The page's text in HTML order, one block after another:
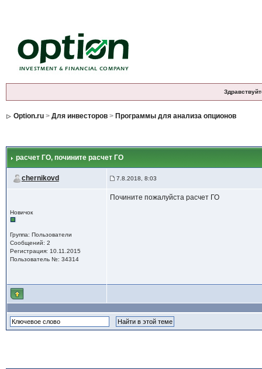
Option.ru> Для инвесторов> Программы для анализа опционов
расчет ГО, почините расчет ГО
chernikovd 7.8.2018, 8:03
Новичок
Группа: Пользователи
Сообщений: 2
Регистрация: 10.11.2015
Пользователь №: 34314
Почините пожалуйста расчет ГО